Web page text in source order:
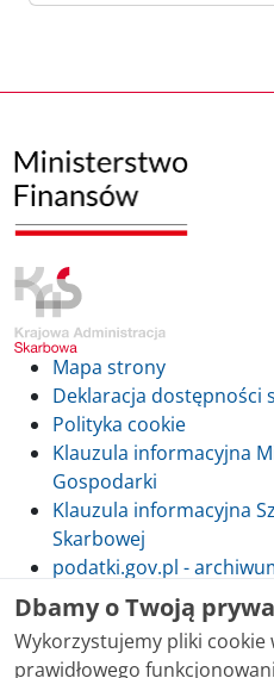
Mapa strony
Deklaracja dostępności
Polityka cookie
Klauzula informacyjna
Gospodarki
Klauzula informacyjna
Skarbowej
podatki.gov.pl -
Dbamy o Twoją
Wykorzystujemy pliki cookie
prawidłowego